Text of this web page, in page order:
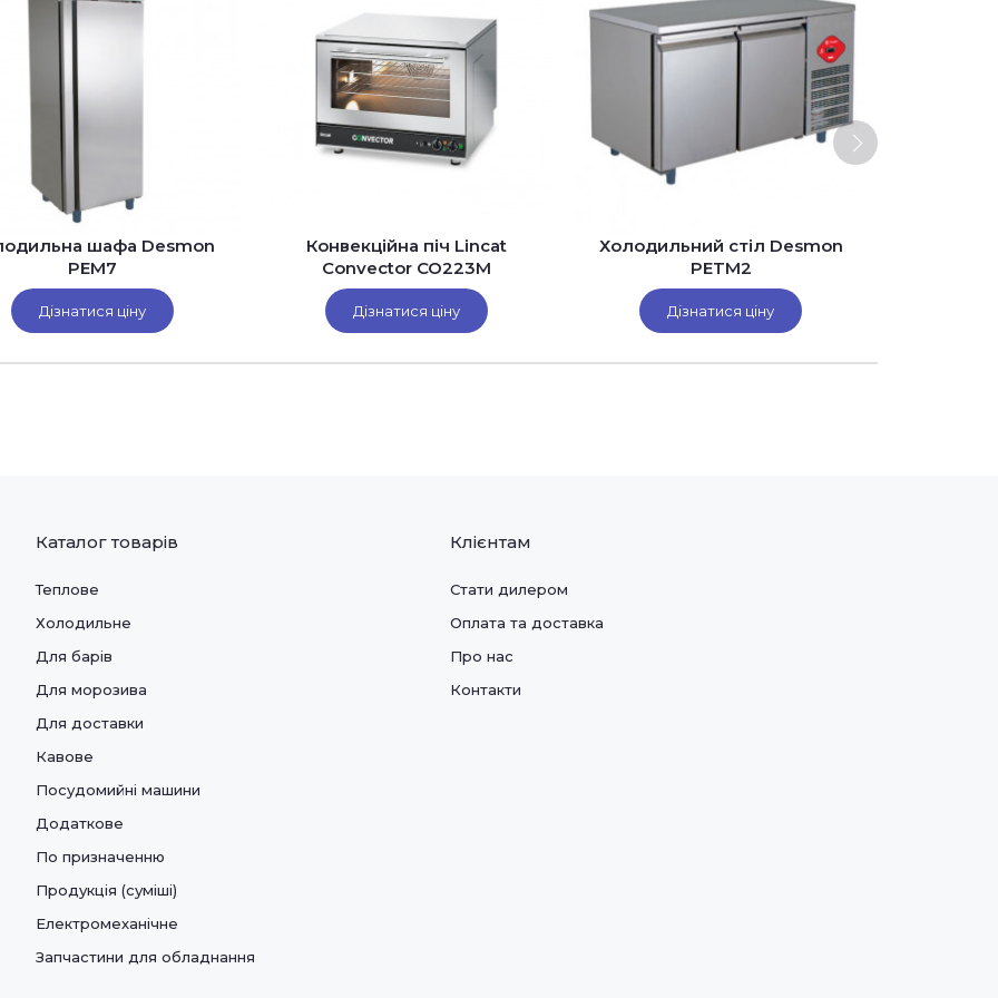
шафа Desmon
PEM7
Дізнатися ціну
Конвекційна піч Lincat
Convector CO223M
Дізнатися ціну
Холодильний стіл Desmon
PETM2
Дізнатися ціну
Каталог товарів
Теплове
Холодильне
Для барів
Для морозива
Для доставки
Кавове
Посудомийні машини
Додаткове
По призначенню
Продукція (суміші)
Електромеханічне
Запчастини для обладнання
Клієнтам
Стати дилером
Оплата та доставка
Про нас
Контакти